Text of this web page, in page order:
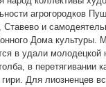
агрогородков
Ставево и
Дома культуры.
в удали молодецкой
в перетягивании
Для лиозненцев